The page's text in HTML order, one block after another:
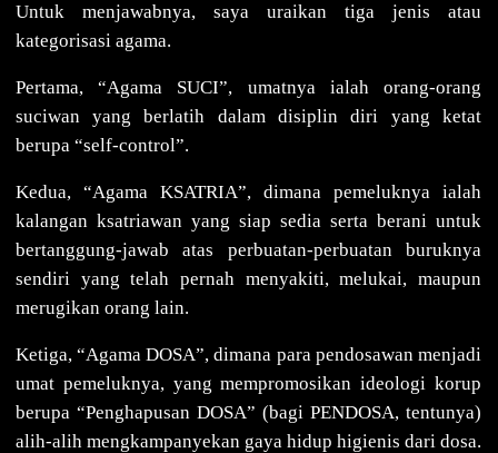
Untuk menjawabnya, saya uraikan tiga jenis atau
kategorisasi agama.
Pertama, “Agama SUCI”, umatnya ialah orang-orang
suciwan yang berlatih dalam disiplin diri yang ketat
berupa “self-control”.
Kedua, “Agama KSATRIA”, dimana pemeluknya ialah
kalangan ksatriawan yang siap sedia serta berani untuk
bertanggung-jawab atas perbuatan-perbuatan buruknya
sendiri yang telah pernah menyakiti, melukai, maupun
merugikan orang lain.
Ketiga, “Agama DOSA”, dimana para pendosawan menjadi
umat pemeluknya, yang mempromosikan ideologi korup
berupa “Penghapusan DOSA” (bagi PENDOSA, tentunya)
alih-alih mengkampanyekan gaya hidup higienis dari dosa.